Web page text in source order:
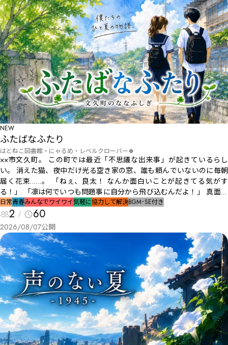
NEW
ふたばなふたり
はとねこ図書館・にゃるめ・レベルクローバー🍀
××市文久町。 この町では最近「不思議な出来事」が起きているらし
い。 消えた猫、夜中だけ光る空き家の窓、誰も頼んでいないのに毎朝
届く花束……。 「ねぇ、良太！ なんか面白いことが起きてる気がす
る！」 「凛は何でいつも問題事に自分から飛び込むんだよ！」 真面目
な良太と猪突猛進な凛の″ 幼馴染コンビ ″が繰り広げる。 ――僕たちの、ひ
と夏の物語。
日常青春みんなでワイワイ気軽に協力して解決BGM･SE付き
2 60
2026/08/07公開